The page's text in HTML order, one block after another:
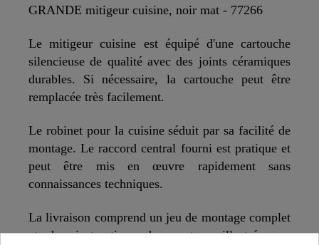
GRANDE mitigeur cuisine, noir mat - 77266
Le mitigeur cuisine est équipé d'une cartouche
silencieuse de qualité avec des joints céramiques
durables. Si nécessaire, la cartouche peut être
remplacée très facilement.
Le robinet pour la cuisine séduit par sa facilité de
montage. Le raccord central fourni est pratique et
peut être mis en œuvre rapidement sans
connaissances techniques.
La livraison comprend un jeu de montage complet
et des instructions de montage illustrées en